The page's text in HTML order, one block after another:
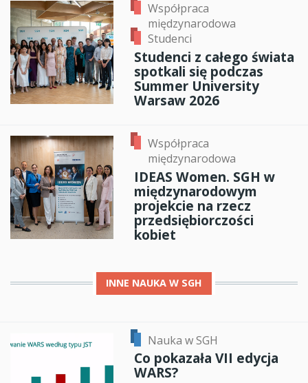
Współpraca
międzynarodowa
Studenci
Studenci z całego świata
spotkali się podczas
Summer University
Warsaw 2026
Współpraca
międzynarodowa
IDEAS Women. SGH w
międzynarodowym
projekcie na rzecz
przedsiębiorczości
kobiet
INNE NAUKA W SGH
Nauka w SGH
Co pokazała VII edycja
WARS?